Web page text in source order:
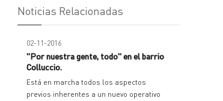
Noticias Relacionadas
02-11-2016
"Por nuestra gente, todo" en el barrio
Colluccio.
Está en marcha todos los aspectos
previos inherentes a un nuevo operativo